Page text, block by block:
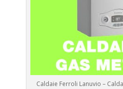
Caldaie Ferroli Lanuvio –